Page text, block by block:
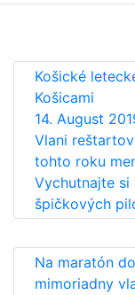
Košické
Košicami
14. August
Vlani
tohto roku
Vychutnajte si
špičkových
Na maratón
mimoriadny